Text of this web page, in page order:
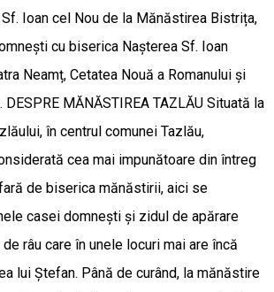
Ioan cel Nou de la Mănăstirea Bistrița,
cu biserica Nașterea Sf. Ioan
Neamț, Cetatea Nouă a Romanului și
MĂNĂSTIREA TAZLĂU Situată la
în centrul comunei Tazlău,
cea mai impunătoare din întreg
de biserica mănăstirii, aici se
casei domnești și zidul de apărare
râu care în unele locuri mai are încă
lui Ștefan. Până de curând, la mănăstire